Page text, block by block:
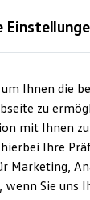
Seite ist
Ihnen die
zu
mit Ihnen
Ihre
Marketing,
wenn Sie uns